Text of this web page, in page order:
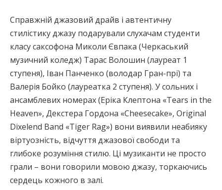
Справжній джазовий драйв і автентичну
стилістику джазу подарували слухачам студенти
класу саксофона Миколи Євпака (Черкаський
музичний коледж) Тарас Волошин (лауреат 1
ступеня), Іван Панченко (володар Гран-прі) та
Валерія Бойко (лауреатка 2 ступеня). У сольних і
ансамблевих номерах (Еріка Клептона «Tears in the
Heaven», Декстера Гордона «Cheesecake», Original
Dixelend Band «Tiger Rag») вони виявили неабияку
віртуозність, відчуття джазової свободи та
глибоке розуміння стилю. Ці музиканти не просто
грали – вони говорили мовою джазу, торкаючись
сердець кожного в залі.